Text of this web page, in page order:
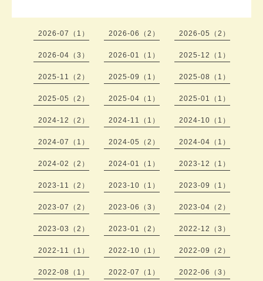
2026-07（1） 2026-06（2） 2026-05（2）
2026-04（3） 2026-01（1） 2025-12（1）
2025-11（2） 2025-09（1） 2025-08（1）
2025-05（2） 2025-04（1） 2025-01（1）
2024-12（2） 2024-11（1） 2024-10（1）
2024-07（1） 2024-05（2） 2024-04（1）
2024-02（2） 2024-01（1） 2023-12（1）
2023-11（2） 2023-10（1） 2023-09（1）
2023-07（2） 2023-06（3） 2023-04（2）
2023-03（2） 2023-01（2） 2022-12（3）
2022-11（1） 2022-10（1） 2022-09（2）
2022-08（1） 2022-07（1） 2022-06（3）